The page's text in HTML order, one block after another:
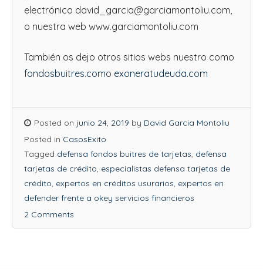
electrónico david_garcia@garciamontoliu.com,
o nuestra web www.garciamontoliu.com
También os dejo otros sitios webs nuestro como
fondosbuitres.como exoneratudeuda.com
Posted on junio 24, 2019 by David Garcia Montoliu
Posted in CasosExito
Tagged defensa fondos buitres de tarjetas, defensa
tarjetas de crédito, especialistas defensa tarjetas de
crédito, expertos en créditos usurarios, expertos en
defender frente a okey servicios financieros
2 Comments